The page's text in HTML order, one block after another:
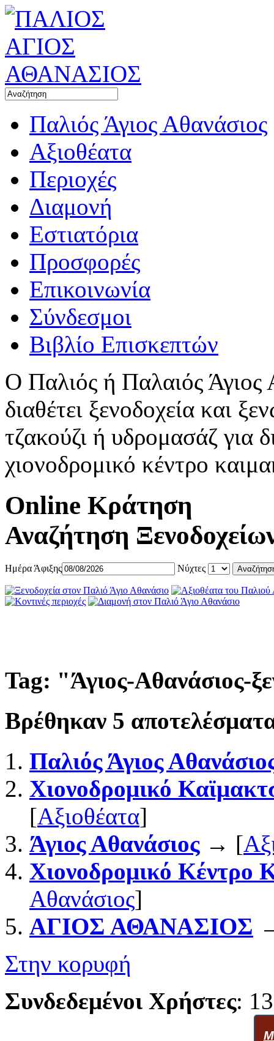
Παλιός Άγιος Αθανάσιος
Αξιοθέατα
Περιοχές
Διαμονή
Εστιατόρια
Προσφορές
Επικοινωνία
Σύνδεσμοι
Βιβλίο Επισκεπτών
Ο Παλιός ή Παλαιός
διαθέτει ξενοδοχεία και
τζακούζι ή υδρομασάζ για
χιονοδρομικό κέντρο
Online Κράτηση
Αναζήτηση
Ημέρα Άφιξης Νύχτες
Tag: "Άγιος-Αθανάσιος-
Βρέθηκαν 5
Παλιός Άγιος
Χιονοδρομικό
[Αξιοθέατα]
Άγιος Αθανάσιος→ [
Χιονοδρομικό Κέντρο
Αθανάσιος]
ΑΓΙΟΣ ΑΘΑΝΑΣΙΟΣ
Στην κορυφή
Συνδεδεμένοι Χρήστες: 13